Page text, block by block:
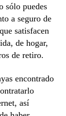
sólo puedes
a seguro de
satisfacen
de hogar,
de retiro.
encontrado
así